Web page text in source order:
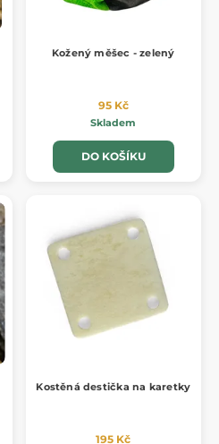
Kožený měšec - zelený
95 Kč
Skladem
DO KOŠÍKU
Kostěná destička na karetky
195 Kč